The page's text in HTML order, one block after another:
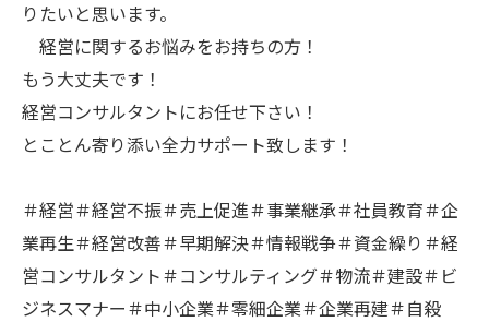
りたいと思います。
経営に関するお悩みをお持ちの方！
もう大丈夫です！
経営コンサルタントにお任せ下さい！
とことん寄り添い全力サポート致します！
＃経営＃経営不振＃売上促進＃事業継承＃社員教育＃企
業再生＃経営改善＃早期解決＃情報戦争＃資金繰り＃経
営コンサルタント＃コンサルティング＃物流＃建設＃ビ
ジネスマナー＃中小企業＃零細企業＃企業再建＃自殺